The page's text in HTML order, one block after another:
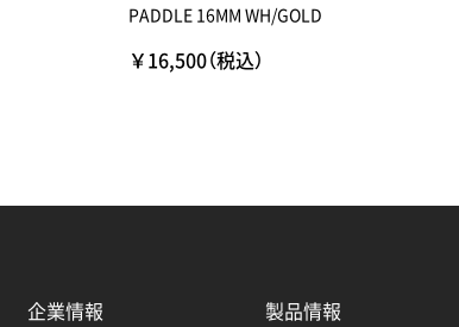
PADDLE 16MM WH/GOLD
￥16,500（税込）
企業情報 製品情報